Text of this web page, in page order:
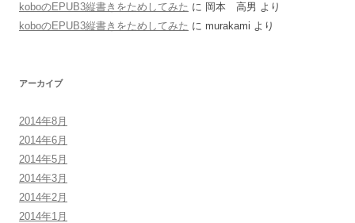
koboのEPUB3縦書きをためしてみた に 岡本 高男 より
koboのEPUB3縦書きをためしてみた に murakami より
アーカイブ
2014年8月
2014年6月
2014年5月
2014年3月
2014年2月
2014年1月